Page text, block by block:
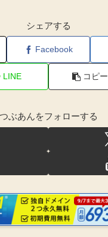
シェアする
Facebook
LINE コピー
つぶあんをフォローする